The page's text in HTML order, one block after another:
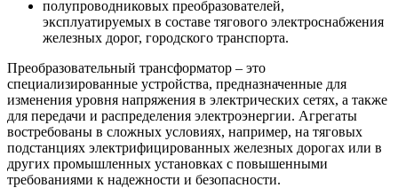
полупроводниковых преобразователей,
эксплуатируемых в составе тягового электроснабжения
железных дорог, городского транспорта.
Преобразовательный трансформатор – это
специализированные устройства, предназначенные для
изменения уровня напряжения в электрических сетях, а также
для передачи и распределения электроэнергии. Агрегаты
востребованы в сложных условиях, например, на тяговых
подстанциях электрифицированных железных дорогах или в
других промышленных установках с повышенными
требованиями к надежности и безопасности.